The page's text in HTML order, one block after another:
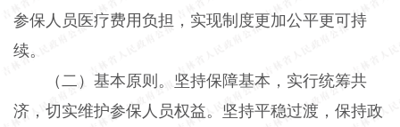
参保人员医疗费用负担，实现制度更加公平更可持
续。
（二）基本原则。坚持保障基本，实行统筹共
济，切实维护参保人员权益。坚持平稳过渡，保持政